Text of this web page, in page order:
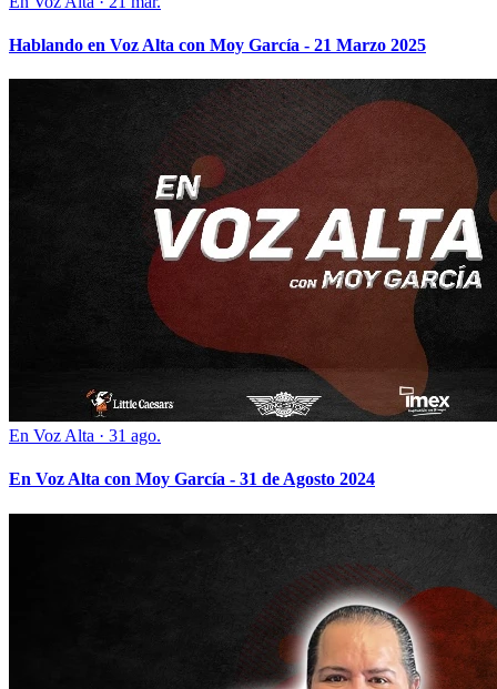
Hablando en Voz Alta con Moy García - 21 Marzo 2025
En Voz Alta · 31 ago.
En Voz Alta con Moy García - 31 de Agosto 2024